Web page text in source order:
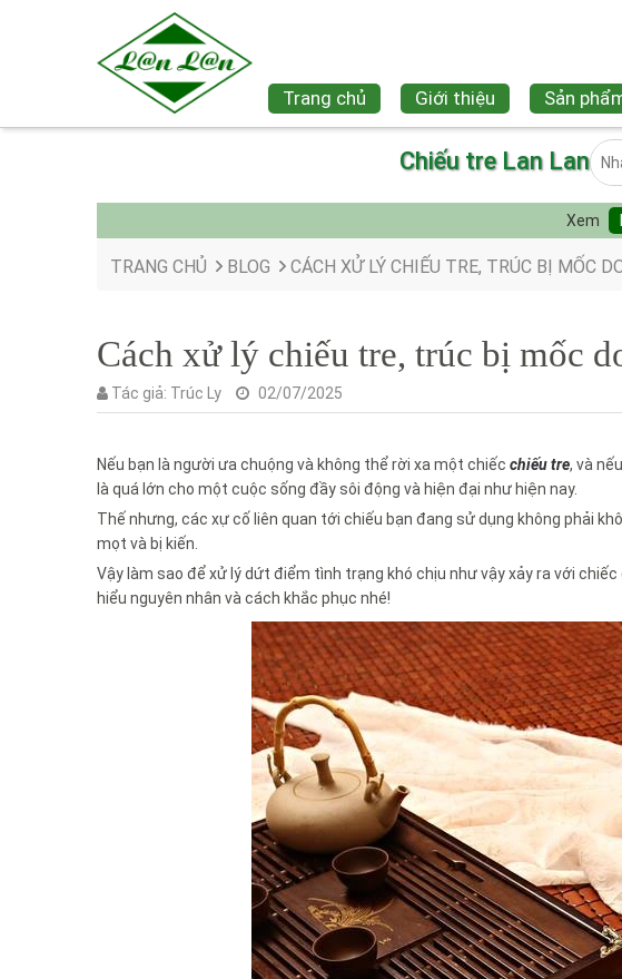
Trang chủ Giới thiệu Sản
Chiếu tre Lan Lan
Xem
TRANG CHỦ BLOG CÁCH XỬ LÝ CHIẾU TRE, TRÚC BỊ MỐC
Cách xử lý chiếu tre, trúc bị mốc
Tác giả: Trúc Ly 02/07/2025
Nếu bạn là người ưa chuộng và không thể rời xa một chiếc chiếu tre, và
là quá lớn cho một cuộc sống đầy sôi động và hiện đại như hiện nay.
Thế nhưng, các xự cố liên quan tới chiếu bạn đang sử dụng không phải
mọt và bị kiến.
Vậy làm sao để xử lý dứt điểm tình trạng khó chịu như vậy xảy ra với
hiểu nguyên nhân và cách khắc phục nhé!